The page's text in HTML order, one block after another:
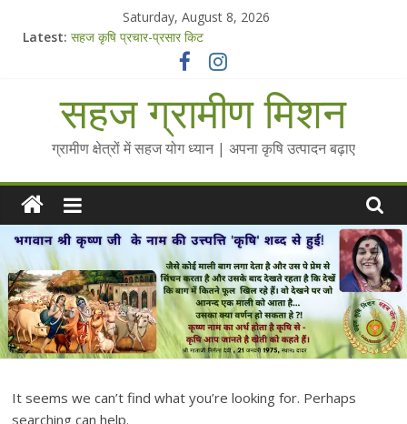
Saturday, August 8, 2026
Latest: सहज कृषि प्रचार-प्रसार किट
Standee Designs @ 2025 for Sahaj Krishi Promotions
Chalo Gaon Ki Or Abhiyaan - 2025-26
Collected Talks on Vibrated Water
सहज ग्रामीण मिशन
ग्रामीण क्षेत्रों में सहज योग ध्यान | अपना कृषि उत्पादन बढ़ाए
It seems we can’t find what you’re looking for. Perhaps
searching can help.